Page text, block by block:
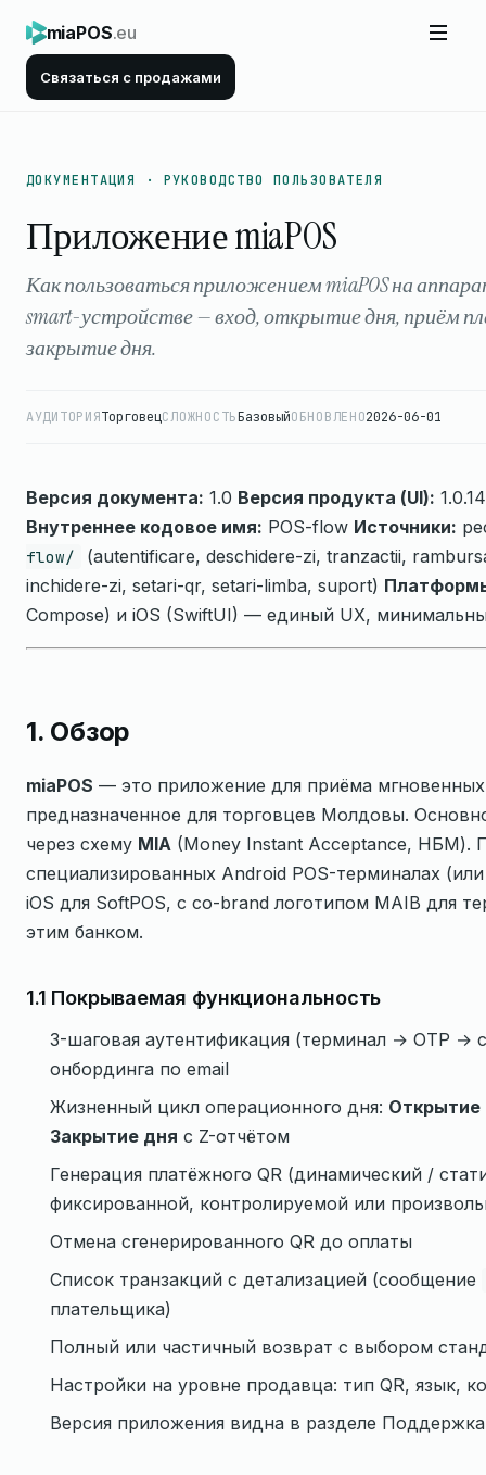
miaPOS.eu
Связаться с продажами
ДОКУМЕНТАЦИЯ · РУКОВОДСТВО ПОЛЬЗОВАТЕЛЯ
Приложение miaPOS
Как пользоваться приложением miaPOS на
smart-устройстве — вход, открытие дня, приём
закрытие дня.
АУДИТОРИЯТорговецСЛОЖНОСТЬБазовыйОБНОВЛЕНО2026-06-01
Версия документа: 1.0 Версия продукта (UI):
Внутреннее кодовое имя: POS-flow Источники:
flow/
(autentificare, deschidere-zi, tranzactii,
inchidere-zi, setari-qr, setari-limba, suport)
Compose) и iOS (SwiftUI) — единый UX,
1. Обзор
miaPOS — это приложение для приёма
предназначенное для торговцев Молдовы.
через схему MIA (Money Instant Acceptance, НБМ).
специализированных Android POS-терминалах
iOS для SoftPOS, с co-brand логотипом MAIB для
этим банком.
1.1 Покрываемая функциональность
3-шаговая аутентификация (терминал → OTP →
онбординга по email
Жизненный цикл операционного дня: Открытие
Закрытие дня с Z-отчётом
Генерация платёжного QR (динамический /
фиксированной, контролируемой или
Отмена сгенерированного QR до оплаты
Список транзакций с детализацией (сообщение
плательщика)
Полный или частичный возврат с выбором
Настройки на уровне продавца: тип QR, язык,
Версия приложения видна в разделе Поддержка